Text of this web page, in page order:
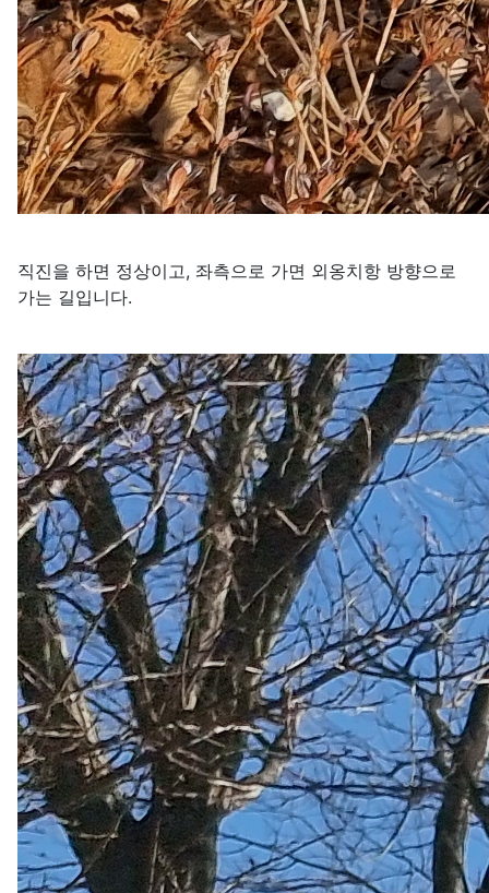
직진을 하면 정상이고, 좌측으로 가면 외옹치항 방향으로
가는 길입니다.